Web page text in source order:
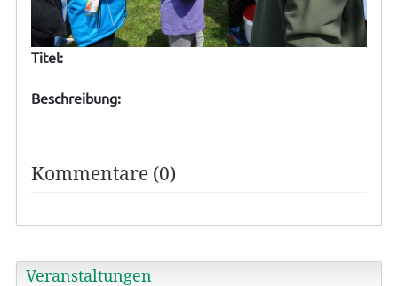
Titel:
Beschreibung:
Kommentare (0)
Veranstaltungen